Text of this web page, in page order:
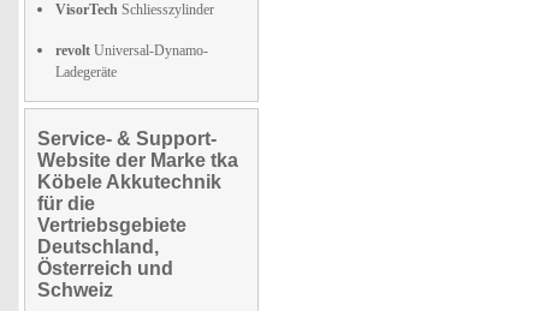
VisorTech Schliesszylinder
revolt Universal-Dynamo-
Ladegeräte
Service- & Support-
Website der Marke tka
Köbele Akkutechnik
für die
Vertriebsgebiete
Deutschland,
Österreich und
Schweiz